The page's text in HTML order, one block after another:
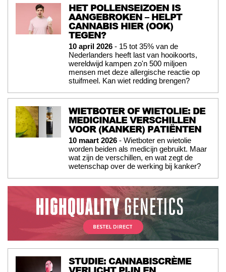
HET POLLENSEIZOEN IS
AANGEBROKEN – HELPT
CANNABIS HIER (OOK)
TEGEN?
10 april 2026 - 15 tot 35% van de
Nederlanders heeft last van hooikoorts,
wereldwijd kampen zo'n 500 miljoen
mensen met deze allergische reactie op
stuifmeel. Kan wiet redding brengen?
WIETBOTER OF WIETOLIE: DE
MEDICINALE VERSCHILLEN
VOOR (KANKER) PATIËNTEN
10 maart 2026 - Wietboter en wietolie
worden beiden als medicijn gebruikt. Maar
wat zijn de verschillen, en wat zegt de
wetenschap over de werking bij kanker?
STUDIE: CANNABISCRÈME